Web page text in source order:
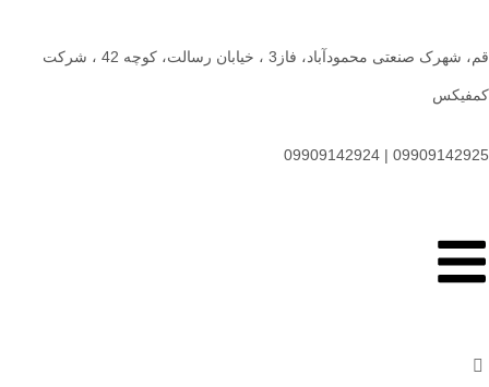
قم، شهرک صنعتی محمودآباد، فاز3 ، خیابان رسالت، کوچه 42 ، شرکت
کمفیکس
09909142925 | 09909142924